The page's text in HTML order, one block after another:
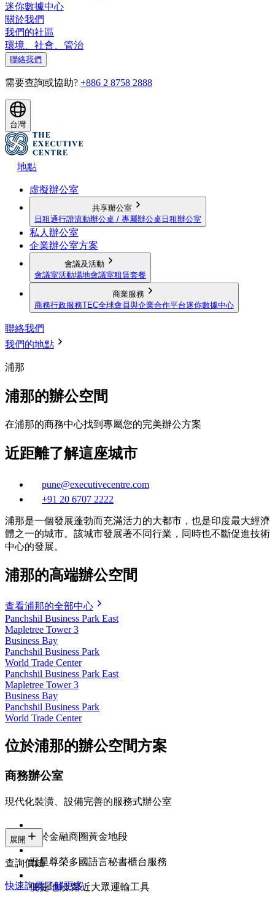
迷你數據中心
關於我們
我們的社區
環境、社會、管治
聯絡我們
需要查詢或協助? +886 2 8758 2888
台灣
地點
虛擬辦公室
共享辦公室
日租通行證流動辦公桌 / 專屬辦公桌 日租辦公室
私人辦公室
企業辦公室方案
會議及活動
會議室活動場地會議室租賃套餐
商業服務
商務行政服務TEC全球會員與企業合作平台迷你數據中心
聯絡我們
我們的地點
浦那
浦那的辦公空間
在浦那的商務中心找到專屬您的完美辦公方案
近距離了解這座城市
pune@executivecentre.com
+91 20 6707 2222
浦那是一個發展蓬勃而充滿活力的大都市，也是印度最大經濟
體之一的城市。該城市發展著不同行業，同時也不斷促進技術
中心的發展。
浦那的高端辦公空間
查看浦那的全部中心
Panchshil Business Park East
Mapletree Tower 3
Business Bay
Panchshil Business Park
World Trade Center
Panchshil Business Park East
Mapletree Tower 3
Business Bay
Panchshil Business Park
World Trade Center
位於浦那的辦公空間方案
商務辦公室
現代化裝潢、設備完善的服務式辦公室
位於金融商圈黃金地段
五星尊榮多國語言秘書櫃台服務
便捷地段,鄰近大眾運輸工具
展開
查詢價錢
快速詢價了解更多